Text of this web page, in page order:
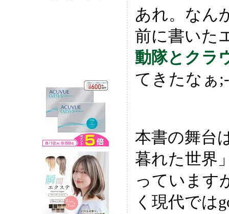
あれ。なん
前に書いた
動隊とクラ
てきたなぁ
本書の舞台
暮れた世界
っています
く現代では